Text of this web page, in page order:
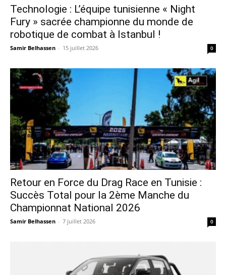
Technologie : L’équipe tunisienne « Night
Fury » sacrée championne du monde de
robotique de combat à Istanbul !
Samir Belhassen - 15 juillet 2026 0
Retour en Force du Drag Race en Tunisie :
Succès Total pour la 2ème Manche du
Championnat National 2026
Samir Belhassen - 7 juillet 2026 0